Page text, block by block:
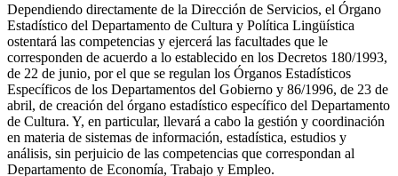
Dependiendo directamente de la Dirección de Servicios, el Órgano
Estadístico del Departamento de Cultura y Política Lingüística
ostentará las competencias y ejercerá las facultades que le
corresponden de acuerdo a lo establecido en los Decretos 180/1993,
de 22 de junio, por el que se regulan los Órganos Estadísticos
Específicos de los Departamentos del Gobierno y 86/1996, de 23 de
abril, de creación del órgano estadístico específico del Departamento
de Cultura. Y, en particular, llevará a cabo la gestión y coordinación
en materia de sistemas de información, estadística, estudios y
análisis, sin perjuicio de las competencias que correspondan al
Departamento de Economía, Trabajo y Empleo.